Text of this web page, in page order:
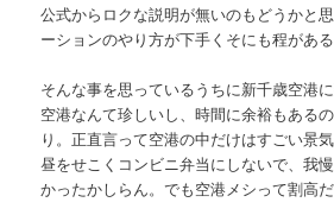
公式からロクな説明が無いのもどうかと
ーションのやり方が下手くそにも程がある
そんな事を思っているうちに新千歳空港
空港なんて珍しいし、時間に余裕もある
り。正直言って空港の中だけはすごい景
昼をせこくコンビニ弁当にしないで、我
かったかしらん。でも空港メシって割高だ